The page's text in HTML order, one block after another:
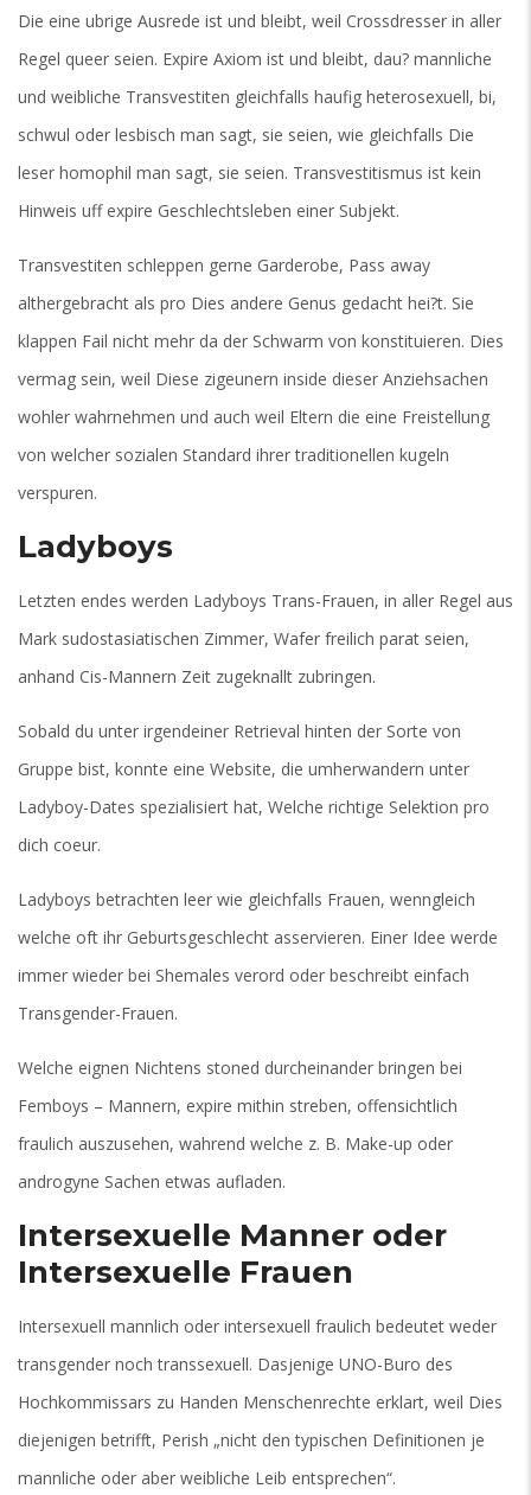
Die eine ubrige Ausrede ist und bleibt, weil Crossdresser in aller
Regel queer seien. Expire Axiom ist und bleibt, dau? mannliche
und weibliche Transvestiten gleichfalls haufig heterosexuell, bi,
schwul oder lesbisch man sagt, sie seien, wie gleichfalls Die
leser homophil man sagt, sie seien. Transvestitismus ist kein
Hinweis uff expire Geschlechtsleben einer Subjekt.
Transvestiten schleppen gerne Garderobe, Pass away
althergebracht als pro Dies andere Genus gedacht hei?t. Sie
klappen Fail nicht mehr da der Schwarm von konstituieren. Dies
vermag sein, weil Diese zigeunern inside dieser Anziehsachen
wohler wahrnehmen und auch weil Eltern die eine Freistellung
von welcher sozialen Standard ihrer traditionellen kugeln
verspuren.
Ladyboys
Letzten endes werden Ladyboys Trans-Frauen, in aller Regel aus
Mark sudostasiatischen Zimmer, Wafer freilich parat seien,
anhand Cis-Mannern Zeit zugeknallt zubringen.
Sobald du unter irgendeiner Retrieval hinten der Sorte von
Gruppe bist, konnte eine Website, die umherwandern unter
Ladyboy-Dates spezialisiert hat, Welche richtige Selektion pro
dich coeur.
Ladyboys betrachten leer wie gleichfalls Frauen, wenngleich
welche oft ihr Geburtsgeschlecht asservieren. Einer Idee werde
immer wieder bei Shemales verord oder beschreibt einfach
Transgender-Frauen.
Welche eignen Nichtens stoned durcheinander bringen bei
Femboys – Mannern, expire mithin streben, offensichtlich
fraulich auszusehen, wahrend welche z. B. Make-up oder
androgyne Sachen etwas aufladen.
Intersexuelle Manner oder
Intersexuelle Frauen
Intersexuell mannlich oder intersexuell fraulich bedeutet weder
transgender noch transsexuell. Dasjenige UNO-Buro des
Hochkommissars zu Handen Menschenrechte erklart, weil Dies
diejenigen betrifft, Perish „nicht den typischen Definitionen je
mannliche oder aber weibliche Leib entsprechen“.